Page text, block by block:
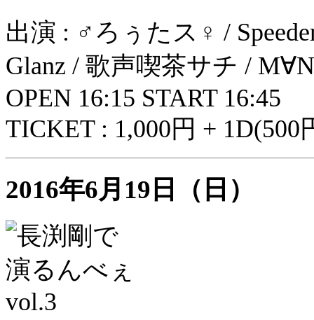
出演 : ♂ろぅたス♀ /
Glanz / 歌声喫茶サチ /
OPEN 16:15 START 16:45
TICKET : 1,000円 + 1D(500
2016年6月19日（日）